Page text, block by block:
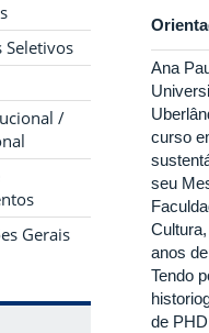
Seletivos
/
Gerais
Ana
curso
seu
anos
Tendo
de